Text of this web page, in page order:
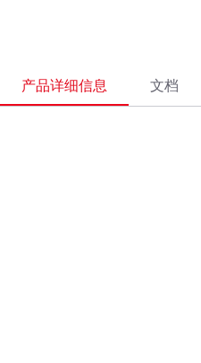
产品详细信息 文档